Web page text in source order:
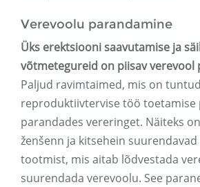
Verevoolu parandamine
Üks erektsiooni saavutamise ja
võtmetegureid on piisav verevool
Paljud ravimtaimed, mis on
reproduktiivtervise töö toetamise
parandades vereringet. Näiteks
ženšenn ja kitsehein
tootmist, mis aitab lõdvestada
suurendada verevoolu. See